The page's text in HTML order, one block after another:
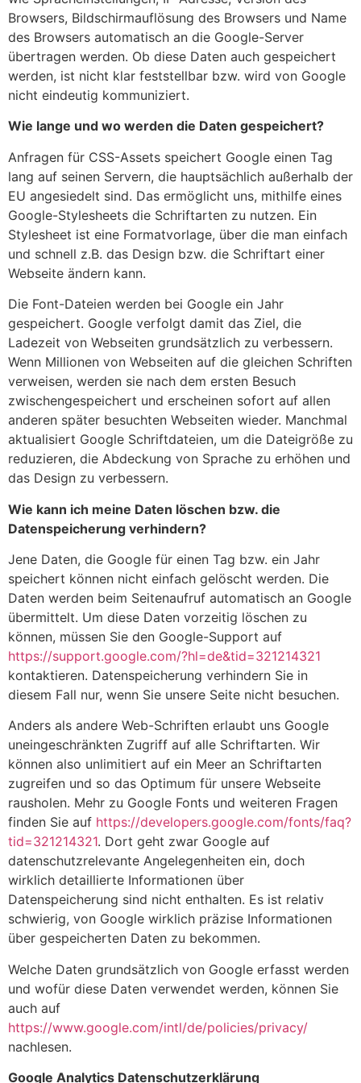
Browsers, Bildschirmauflösung des Browsers und Name
des Browsers automatisch an die Google-Server
übertragen werden. Ob diese Daten auch gespeichert
werden, ist nicht klar feststellbar bzw. wird von Google
nicht eindeutig kommuniziert.
Wie lange und wo werden die Daten gespeichert?
Anfragen für CSS-Assets speichert Google einen Tag
lang auf seinen Servern, die hauptsächlich außerhalb der
EU angesiedelt sind. Das ermöglicht uns, mithilfe eines
Google-Stylesheets die Schriftarten zu nutzen. Ein
Stylesheet ist eine Formatvorlage, über die man einfach
und schnell z.B. das Design bzw. die Schriftart einer
Webseite ändern kann.
Die Font-Dateien werden bei Google ein Jahr
gespeichert. Google verfolgt damit das Ziel, die
Ladezeit von Webseiten grundsätzlich zu verbessern.
Wenn Millionen von Webseiten auf die gleichen Schriften
verweisen, werden sie nach dem ersten Besuch
zwischengespeichert und erscheinen sofort auf allen
anderen später besuchten Webseiten wieder. Manchmal
aktualisiert Google Schriftdateien, um die Dateigröße zu
reduzieren, die Abdeckung von Sprache zu erhöhen und
das Design zu verbessern.
Wie kann ich meine Daten löschen bzw. die
Datenspeicherung verhindern?
Jene Daten, die Google für einen Tag bzw. ein Jahr
speichert können nicht einfach gelöscht werden. Die
Daten werden beim Seitenaufruf automatisch an Google
übermittelt. Um diese Daten vorzeitig löschen zu
können, müssen Sie den Google-Support auf
https://support.google.com/?hl=de&tid=321214321
kontaktieren. Datenspeicherung verhindern Sie in
diesem Fall nur, wenn Sie unsere Seite nicht besuchen.
Anders als andere Web-Schriften erlaubt uns Google
uneingeschränkten Zugriff auf alle Schriftarten. Wir
können also unlimitiert auf ein Meer an Schriftarten
zugreifen und so das Optimum für unsere Webseite
rausholen. Mehr zu Google Fonts und weiteren Fragen
finden Sie auf https://developers.google.com/fonts/faq?
tid=321214321. Dort geht zwar Google auf
datenschutzrelevante Angelegenheiten ein, doch
wirklich detaillierte Informationen über
Datenspeicherung sind nicht enthalten. Es ist relativ
schwierig, von Google wirklich präzise Informationen
über gespeicherten Daten zu bekommen.
Welche Daten grundsätzlich von Google erfasst werden
und wofür diese Daten verwendet werden, können Sie
auch auf
https://www.google.com/intl/de/policies/privacy/
nachlesen.
Google Analytics Datenschutzerklärung